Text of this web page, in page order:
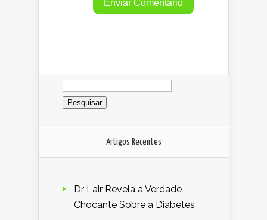
Pesquisar
por:
Artigos Recentes
Dr Lair Revela a Verdade
Chocante Sobre a Diabetes